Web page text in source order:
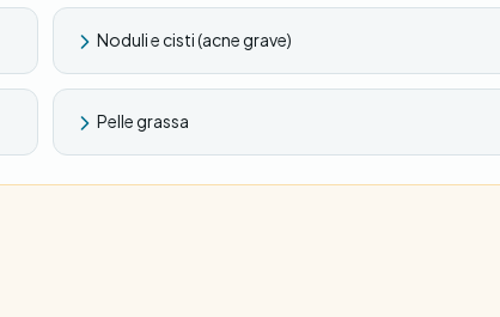
Noduli e cisti (acne grave)
Pelle grassa